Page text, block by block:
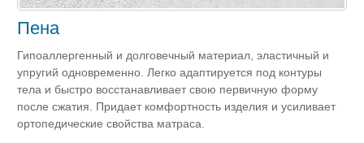
Пена
Гипоаллергенный и долговечный материал, эластичный и
упругий одновременно. Легко адаптируется под контуры
тела и быстро восстанавливает свою первичную форму
после сжатия. Придает комфортность изделия и усиливает
ортопедические свойства матраса.